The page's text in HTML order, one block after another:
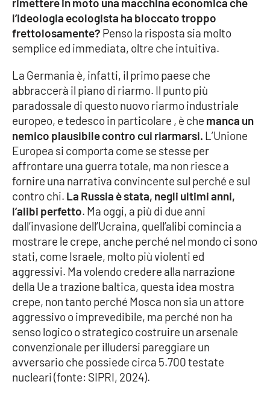
Lacplay.it
Lactv.it
Lacitymag.it
Lacapitalenews.it
Ilreggino.it
Cosenzachannel.it
Ilvibonese.it
Catanzarochannel.it
APP
Android
Apple
l’ideologia ecologista ha bloccato troppo
frettolosamente? Penso la risposta sia molto
semplice ed immediata, oltre che intuitiva.
La Germania è, infatti, il primo paese che
abbraccerà il piano di riarmo. Il punto più
paradossale di questo nuovo riarmo industriale
europeo, e tedesco in particolare , è che manca un
nemico plausibile contro cui riarmarsi. L’Unione
Europea si comporta come se stesse per
affrontare una guerra totale, ma non riesce a
fornire una narrativa convincente sul perché e sul
contro chi. La Russia è stata, negli ultimi anni,
l’alibi perfetto. Ma oggi, a più di due anni
dall’invasione dell’Ucraina, quell’alibi comincia a
mostrare le crepe, anche perché nel mondo ci sono
stati, come Israele, molto più violenti ed
aggressivi. Ma volendo credere alla narrazione
della Ue a trazione baltica, questa idea mostra
crepe, non tanto perché Mosca non sia un attore
aggressivo o imprevedibile, ma perché non ha
senso logico o strategico costruire un arsenale
convenzionale per illudersi pareggiare un
avversario che possiede circa 5.700 testate
nucleari (fonte: SIPRI, 2024).